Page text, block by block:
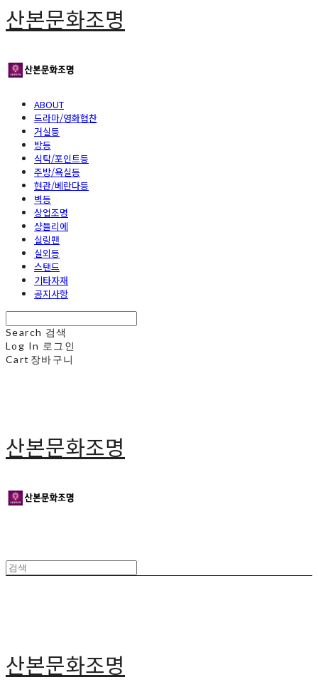
산본문화조명
ABOUT
드라마/영화협찬
거실등
방등
식탁/포인트등
주방/욕실등
현관/베란다등
벽등
상업조명
샹들리에
실링팬
실외등
스탠드
기타자재
공지사항
Search 검색
Log In 로그인
Cart 장바구니
산본문화조명
산본문화조명